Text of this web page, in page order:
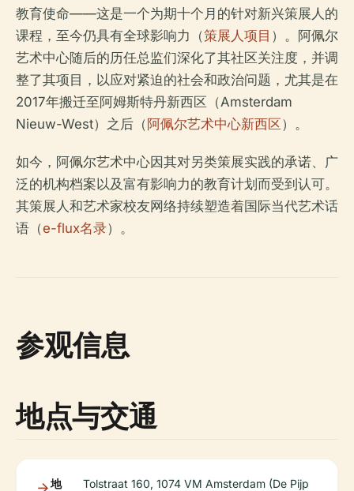
教育使命——这是一个为期十个月的针对新兴策展人的
课程，至今仍具有全球影响力（策展人项目 ）。阿佩尔
艺术中心随后的历任总监们深化了其社区关注度，并调
整了其项目，以应对紧迫的社会和政治问题，尤其是在
2017年搬迁至阿姆斯特丹新西区（Amsterdam
Nieuw-West）之后（阿佩尔艺术中心新西区）。
如今，阿佩尔艺术中心因其对另类策展实践的承诺、广
泛的机构档案以及富有影响力的教育计划而受到认可。
其策展人和艺术家校友网络持续塑造着国际当代艺术话
语（e-flux名录）。
参观信息
地点与交通
地
Tolstraat 160, 1074 VM Amsterdam (De Pijp